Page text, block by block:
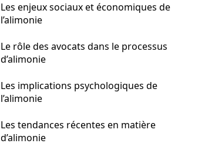
Les enjeux sociaux et économiques de
l’alimonie
Le rôle des avocats dans le processus
d’alimonie
Les implications psychologiques de
l’alimonie
Les tendances récentes en matière
d’alimonie